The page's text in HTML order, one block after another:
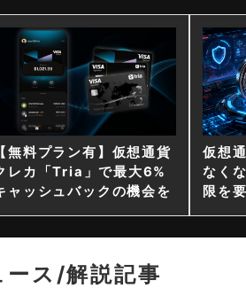
【無料プラン有】仮想通貨
レカ「Tria」で最大6%
ャッシュバックの機会を
仮想
なく
限を
ース/解説記事